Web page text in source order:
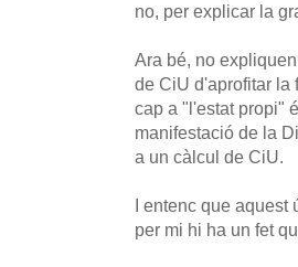
no, per explicar la
Ara bé, no
de CiU d'aprofitar la
cap a "l'estat propi"
manifestació de la
a un càlcul de CiU.
I entenc que aquest
per mi hi ha un fet